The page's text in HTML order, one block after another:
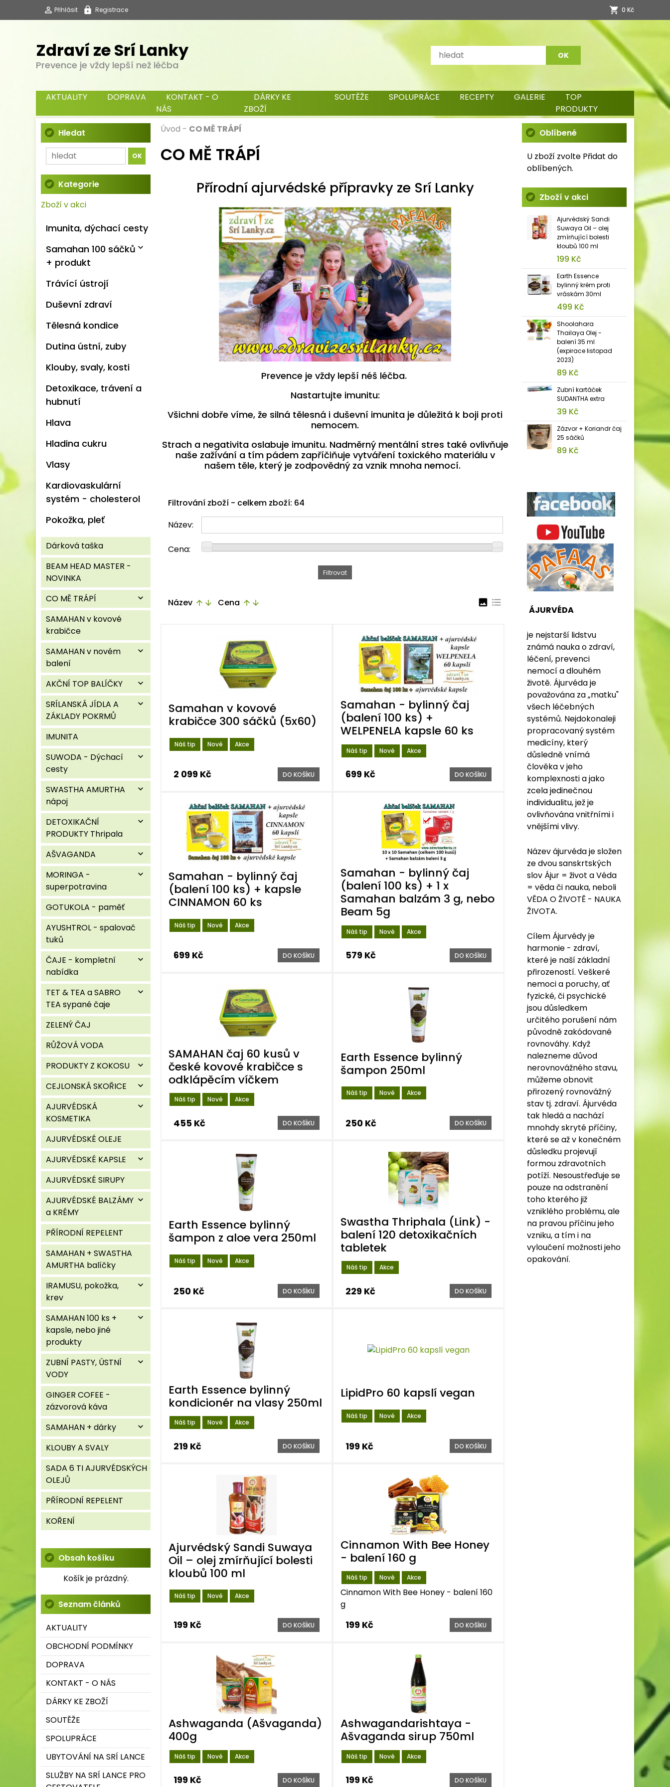
Přihlásit Registrace 0 Kč
Zdraví ze Srí Lanky
Prevence je vždy lepší než léčba
AKTUALITY DOPRAVA
KONTAKT - O
NÁS
DÁRKY KE
ZBOŽÍ
SOUTĚŽE SPOLUPRÁCE RECEPTY GALERIE
TOP
PRODUKTY
Hledat
Kategorie
Zboží v akci
Imunita, dýchací cesty
Samahan 100 sáčků
+ produkt
expand_more
Trávící ústrojí
Duševní zdraví
Tělesná kondice
Dutina ústní, zuby
Klouby, svaly, kosti
Detoxikace, trávení a
hubnutí
Hlava
Hladina cukru
Vlasy
Kardiovaskulární
systém - cholesterol
Pokožka, pleť
Dárková taška
BEAM HEAD MASTER -
NOVINKA
CO MĚ TRÁPÍ
expand_more
SAMAHAN v kovové
krabičce
SAMAHAN v novém
balení
expand_more
AKČNÍ TOP BALÍČKY expand_more
SRÍLANSKÁ JÍDLA A
ZÁKLADY POKRMŮ
expand_more
IMUNITA
SUWODA - Dýchací
cesty
expand_more
SWASTHA AMURTHA
nápoj
expand_more
DETOXIKAČNÍ
PRODUKTY Thripala
expand_more
AŠVAGANDA expand_more
MORINGA -
superpotravina
expand_more
GOTUKOLA - paměť
AYUSHTROL - spalovač
tuků
ČAJE - kompletní
nabídka
expand_more
TET & TEA a SABRO
TEA sypané čaje
expand_more
ZELENÝ ČAJ
RŮŽOVÁ VODA
PRODUKTY Z KOKOSU
expand_more
CEJLONSKÁ SKOŘICE expand_more
AJURVÉDSKÁ
KOSMETIKA
expand_more
AJURVÉDSKÉ OLEJE
AJURVÉDSKÉ KAPSLE
expand_more
AJURVÉDSKÉ SIRUPY
AJURVÉDSKÉ BALZÁMY
a KRÉMY
expand_more
PŘÍRODNÍ REPELENT
SAMAHAN + SWASTHA
AMURTHA balíčky
IRAMUSU, pokožka,
krev
expand_more
SAMAHAN 100 ks +
kapsle, nebo jiné
produkty
expand_more
ZUBNÍ PASTY, ÚSTNÍ
VODY
expand_more
GINGER COFEE -
zázvorová káva
SAMAHAN + dárky
expand_more
KLOUBY A SVALY
SADA 6 TI AJURVÉDSKÝCH
OLEJŮ
PŘÍRODNÍ REPELENT
KOŘENÍ
Obsah košíku
Košík je prázdný.
Seznam článků
AKTUALITY
OBCHODNÍ PODMÍNKY
DOPRAVA
KONTAKT - O NÁS
DÁRKY KE ZBOŽÍ
SOUTĚŽE
SPOLUPRÁCE
UBYTOVÁNÍ NA SRÍ LANCE
SLUŽBY NA SRÍ LANCE PRO
Úvod - CO MĚ TRÁPÍ
CO MĚ TRÁPÍ
Přírodní ajurvédské přípravky ze Srí Lanky
Prevence je vždy lepší néš léčba.
Nastartujte imunitu:
Všichni dobře víme, že silná tělesná i duševní imunita je důležitá k boji proti
nemocem.
Strach a negativita oslabuje imunitu. Nadměrný mentální stres také ovlivňuje
naše zažívání a tím pádem zapříčiňuje vytváření toxického materiálu v
našem těle, který je zodpovědný za vznik mnoha nemocí.
Filtrování zboží - celkem zboží: 64
Název:
Cena:
Název arrow_upward arrow_downward Cena arrow_upward arrow_downward image format_list_bulleted
Náš tip Nové Akce
Samahan v kovové
krabičce 300 sáčků (5x60)
2 099 Kč DO KOŠÍKU
Náš tip Nové Akce
Samahan - bylinný čaj
(balení 100 ks) +
WELPENELA kapsle 60 ks
699 Kč DO KOŠÍKU
Náš tip Nové Akce
Samahan - bylinný čaj
(balení 100 ks) + kapsle
CINNAMON 60 ks
699 Kč DO KOŠÍKU
Náš tip Nové Akce
Samahan - bylinný čaj
(balení 100 ks) + 1 x
Samahan balzám 3 g, nebo
Beam 5g
579 Kč DO KOŠÍKU
Náš tip Nové Akce
SAMAHAN čaj 60 kusů v
české kovové krabičce s
odklápěcím víčkem
455 Kč DO KOŠÍKU
Náš tip Nové Akce
Earth Essence bylinný
šampon 250ml
250 Kč DO KOŠÍKU
Náš tip Nové Akce
Earth Essence bylinný
šampon z aloe vera 250ml
250 Kč DO KOŠÍKU
Náš tip Akce
Swastha Thriphala (Link) -
balení 120 detoxikačních
tabletek
229 Kč DO KOŠÍKU
Náš tip Nové Akce
Earth Essence bylinný
kondicionér na vlasy 250ml
219 Kč DO KOŠÍKU
Náš tip Nové Akce
LipidPro 60 kapslí vegan
199 Kč DO KOŠÍKU
Náš tip Nové Akce
Ajurvédský Sandi Suwaya
Oil – olej zmírňující bolesti
kloubů 100 ml
199 Kč DO KOŠÍKU
Náš tip Nové Akce
Cinnamon With Bee Honey
- balení 160 g
Cinnamon With Bee Honey - balení 160
g
199 Kč DO KOŠÍKU
Náš tip Nové Akce
Ashwaganda (Ašvaganda)
400g
199 Kč DO KOŠÍKU
Náš tip Nové Akce
Ashwagandarishtaya -
Ašvaganda sirup 750ml
199 Kč DO KOŠÍKU
Oblíbené
U zboží zvolte Přidat do
oblíbených.
Zboží v akci
Ajurvédský Sandi
Suwaya Oil – olej
zmírňující bolesti
kloubů 100 ml
199 Kč
Earth Essence
bylinný krém proti
vráskám 30ml
499 Kč
Shoolahara
Thailaya Olej -
balení 35 ml
(expirace listopad
2023)
89 Kč
Zubní kartáček
SUDANTHA extra
39 Kč
Zázvor + Koriandr čaj
25 sáčků
89 Kč
ÁJURVÉDA
je nejstarší lidstvu
známá nauka o zdraví,
léčení, prevenci
nemocí a dlouhém
životě. Ájurvéda je
považována za „matku"
všech léčebných
systémů. Nejdokonaleji
propracovaný systém
medicíny, který
důsledně vnímá
člověka v jeho
komplexnosti a jako
zcela jedinečnou
individualitu, jež je
ovlivňována vnitřními i
vnějšími vlivy.
Název ájurvéda je složen
ze dvou sanskrtských
slov Ájur = život a Véda
= věda či nauka, neboli
VĚDA O ŽIVOTĚ - NAUKA
ŽIVOTA.
Cílem Ájurvédy je
harmonie - zdraví,
které je naší základní
přirozeností. Veškeré
nemoci a poruchy, ať
fyzické, či psychické
jsou důsledkem
určitého porušení nám
původně zakódované
rovnováhy. Když
nalezneme důvod
nerovnovážného stavu,
můžeme obnovit
přirozený rovnovážný
stav tj. zdraví. Ájurvéda
tak hledá a nachází
mnohdy skryté příčiny,
které se až v konečném
důsledku projevují
formou zdravotních
potíží. Nesoustřeďuje se
pouze na odstranění
toho kterého již
vzniklého problému, ale
na pravou příčinu jeho
vzniku, a tím i na
vyloučení možnosti jeho
opakování.